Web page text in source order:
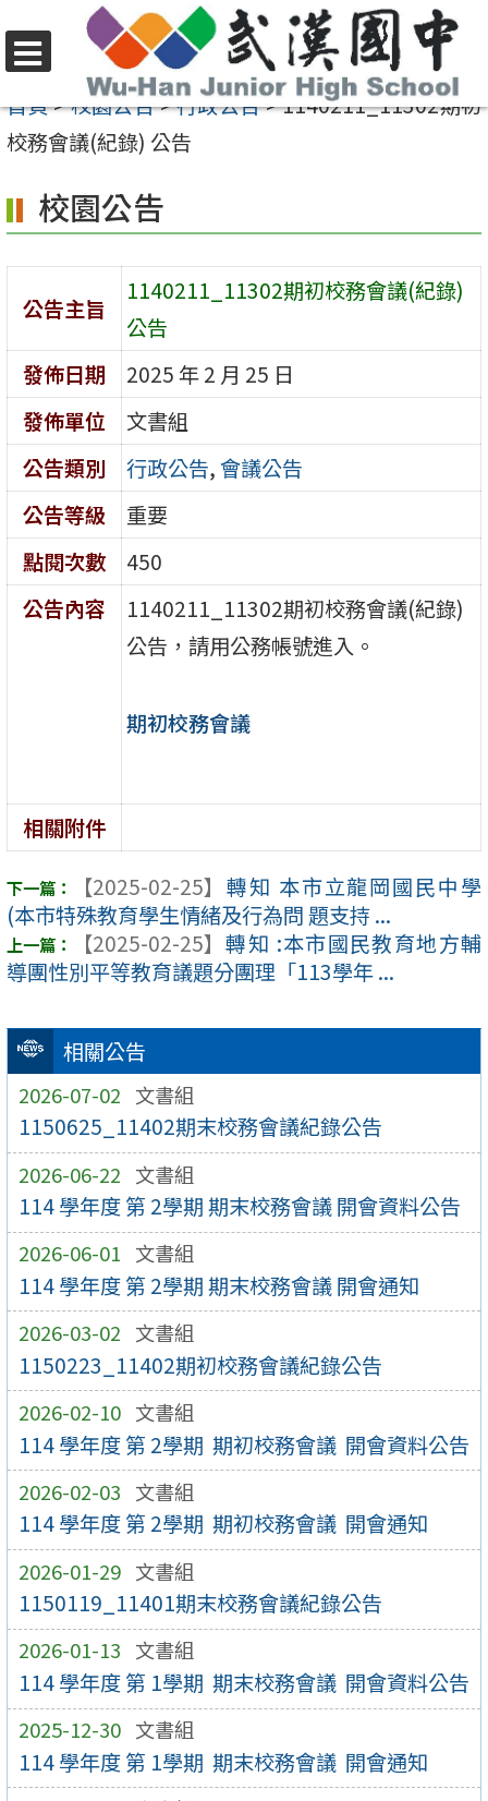
至
要
容
區
選
單
首頁>校園公告>行政公告>1140211_11302期初
校務會議(紀錄) 公告
相關公告
2026-07-02 文書組
1150625_11402期末校務會議紀錄公告
2026-06-22 文書組
114 學年度 第 2學期 期末校務會議 開會資料公告
2026-06-01 文書組
114 學年度 第 2學期 期末校務會議 開會通知
2026-03-02 文書組
1150223_11402期初校務會議紀錄公告
2026-02-10 文書組
114 學年度 第 2學期 期初校務會議 開會資料公告
2026-02-03 文書組
114 學年度 第 2學期 期初校務會議 開會通知
2026-01-29 文書組
1150119_11401期末校務會議紀錄公告
2026-01-13 文書組
114 學年度 第 1學期 期末校務會議 開會資料公告
2025-12-30 文書組
114 學年度 第 1學期 期末校務會議 開會通知
校園公告
公告主旨
1140211_11302期初校務會議(紀錄)
公告
發佈日期
2025 年 2 月 25 日
發佈單位
文書組
公告類別
行政公告,會議公告
公告等級
重要
點閱次數
450
公告內容
1140211_11302期初校務會議(紀錄)
公告，請用公務帳號進入。
期初校務會議
相關附件
【2025-02-25】 轉知 本市立龍岡國民中學
(本市特殊教育學生情緒及行為問 題支持 ...
【2025-02-25】 轉知 :本市國民教育地方輔
導團性別平等教育議題分團理「113學年 ...